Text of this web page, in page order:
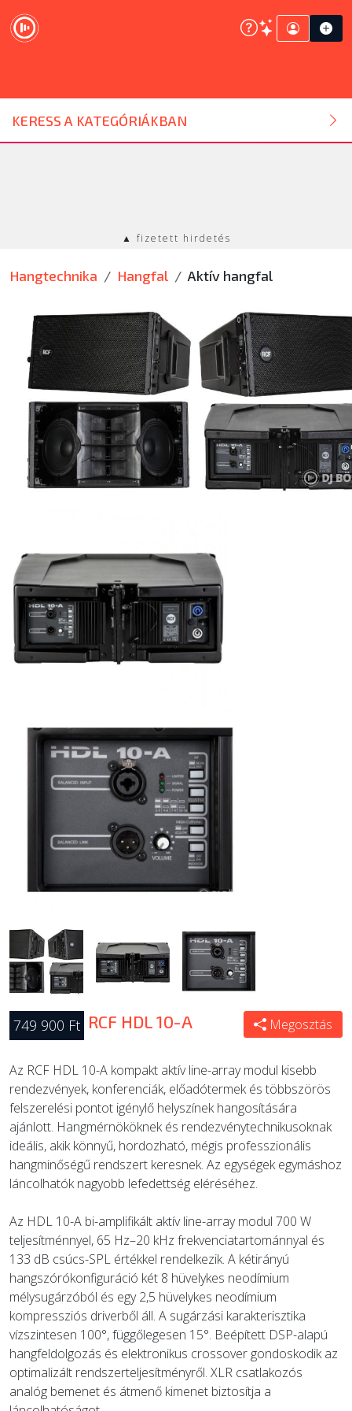
KERESS A KATEGÓRIÁKBAN
DJ ESZKÖZ
HANGTECHNIKA
EGYÉB
SZOLGÁLTATÁSOK
ÚJ TERMÉKEK
▲ fizetett hirdetés
Hangtechnika Hangfal Aktív hangfal
749 900 Ft RCF HDL 10-A Megosztás
Az RCF HDL 10-A kompakt aktív line-array modul kisebb
rendezvények, konferenciák, előadótermek és többszörös
felszerelési pontot igénylő helyszínek hangosítására
ajánlott. Hangmérnököknek és rendezvénytechnikusoknak
ideális, akik könnyű, hordozható, mégis professzionális
hangminőségű rendszert keresnek. Az egységek egymáshoz
láncolhatók nagyobb lefedettség eléréséhez.
Az HDL 10-A bi-amplifikált aktív line-array modul 700 W
teljesítménnyel, 65 Hz–20 kHz frekvenciatartománnyal és
133 dB csúcs-SPL értékkel rendelkezik. A kétirányú
hangszórókonfiguráció két 8 hüvelykes neodímium
mélysugárzóból és egy 2,5 hüvelykes neodímium
kompressziós driverből áll. A sugárzási karakterisztika
vízszintesen 100°, függőlegesen 15°. Beépített DSP-alapú
hangfeldolgozás és elektronikus crossover gondoskodik az
optimalizált rendszerteljesítményről. XLR csatlakozós
analóg bemenet és átmenő kimenet biztosítja a